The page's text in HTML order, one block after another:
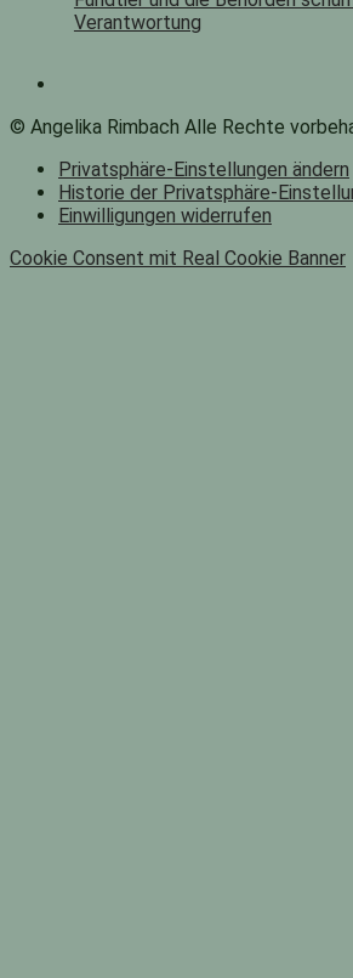
Verantwortung
© Angelika Rimbach Alle Rechte
Privatsphäre-Einstellungen ändern
Historie der Privatsphäre-
Einwilligungen widerrufen
Cookie Consent mit Real Cookie Banner